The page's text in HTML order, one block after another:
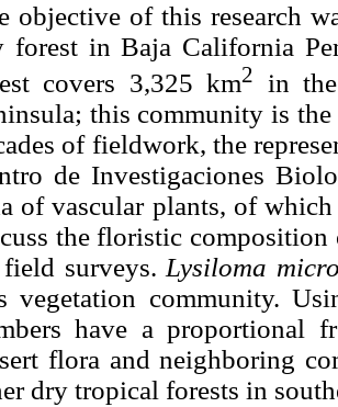
objective of this research
forest in Baja California
covers 3,325 km2
in
this community is
of fieldwork, the
de Investigaciones
of vascular plants, of
the floristic
surveys. Lysiloma
vegetation community.
have a proportional
flora and neighboring
dry tropical forests in